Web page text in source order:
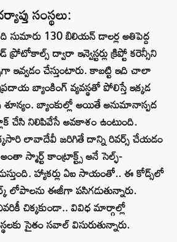
సంస్థలు:
సుమారు 130 బిలియన్ డాలర్ల అతిపెద్ద
ద్వారా ఇన్వెస్టర్లు క్రిప్టో కరెన్సీని
ఇవ్వడం చేస్తుంటారు. కాబట్టి ఇది చాలా
బ్యాంకింగ్ వ్యవస్థతో పోలిస్తే ఇక్కడ
బ్యాంకుల్లో అయితే అనుమానాస్పద
చేసి నిలిపివేసే అవకాశం ఉంటుంది.
లావాదేవీ జరిగితే దాన్ని రివర్స్ చేయడం
స్మార్ట్ కాంట్రాక్ట్స్ అనే సెల్ఫ్-
హ్యాకర్లు ఏఐ సాయంతో.. ఈ కోడ్స్‌లో
లోపాలను ఈజీగా పసిగడుతున్నారు.
చిక్కకుండా.. వివిధ మార్గాల్లో
సైతం సవాల్ విసురుతున్నారు.